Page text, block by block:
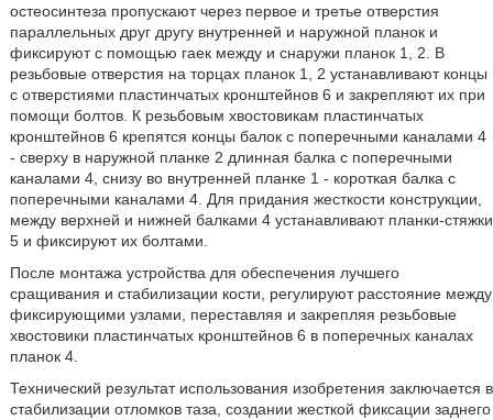
остеосинтеза пропускают через первое и третье отверстия
параллельных друг другу внутренней и наружной планок и
фиксируют с помощью гаек между и снаружи планок 1, 2. В
резьбовые отверстия на торцах планок 1, 2 устанавливают концы
с отверстиями пластинчатых кронштейнов 6 и закрепляют их при
помощи болтов. К резьбовым хвостовикам пластинчатых
кронштейнов 6 крепятся концы балок с поперечными каналами 4
- сверху в наружной планке 2 длинная балка с поперечными
каналами 4, снизу во внутренней планке 1 - короткая балка с
поперечными каналами 4. Для придания жесткости конструкции,
между верхней и нижней балками 4 устанавливают планки-стяжки
5 и фиксируют их болтами.
После монтажа устройства для обеспечения лучшего
сращивания и стабилизации кости, регулируют расстояние между
фиксирующими узлами, переставляя и закрепляя резьбовые
хвостовики пластинчатых кронштейнов 6 в поперечных каналах
планок 4.
Технический результат использования изобретения заключается в
стабилизации отломков таза, создании жесткой фиксации заднего